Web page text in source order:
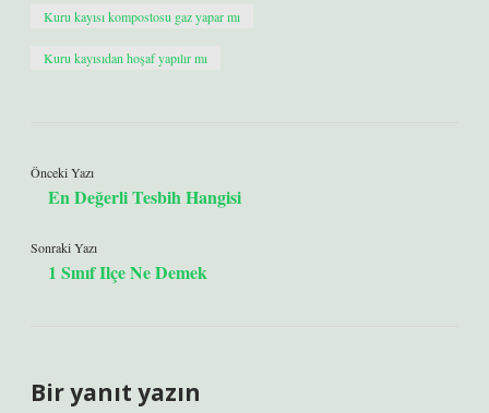
Kuru kayısı kompostosu gaz yapar mı
Kuru kayısıdan hoşaf yapılır mı
Önceki Yazı
En Değerli Tesbih Hangisi
Sonraki Yazı
1 Sınıf Ilçe Ne Demek
Bir yanıt yazın